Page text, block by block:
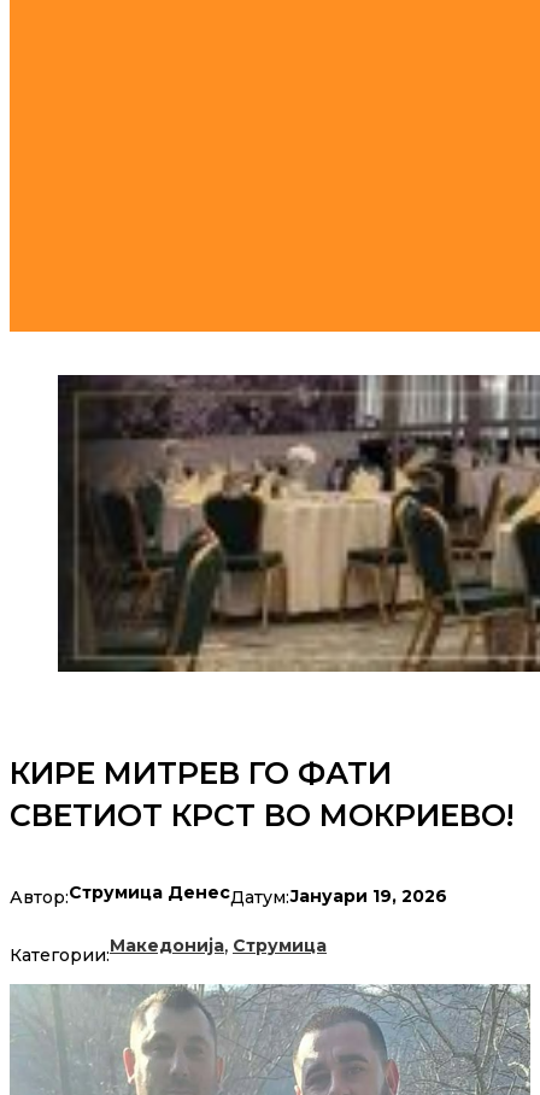
КИРЕ МИТРЕВ ГО ФАТИ
СВЕТИОТ КРСТ ВО МОКРИЕВО!
Автор:Струмица ДенесДатум:Јануари 19, 2026
Категории:Македонија, Струмица